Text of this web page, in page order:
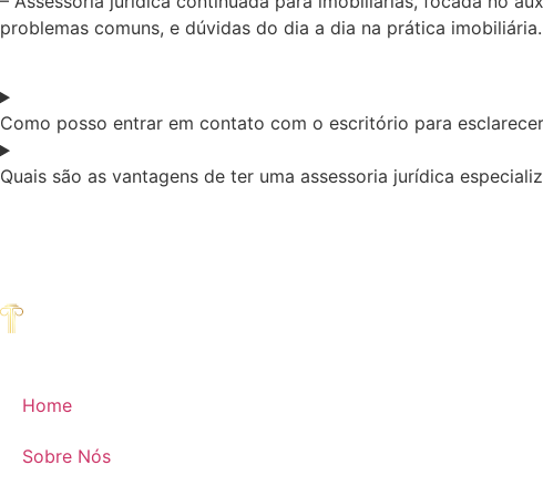
problemas comuns, e dúvidas do dia a dia na prática imobiliária.
Como posso entrar em contato com o escritório para
Quais são as vantagens de ter uma assessoria jurídica
Home
Sobre Nós